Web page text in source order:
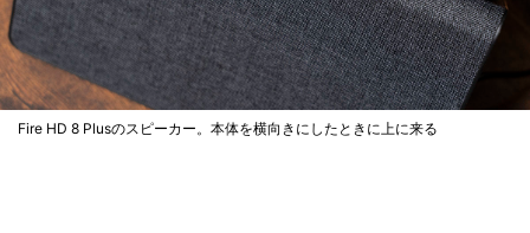
Fire HD 8 Plusのスピーカー。本体を横向きにしたときに上に来る